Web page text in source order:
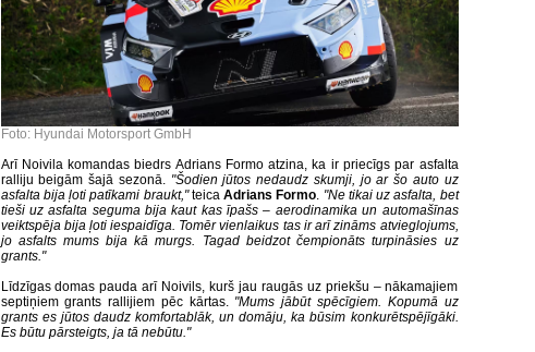
Foto: Hyundai Motorsport GmbH
Arī Noivila komandas biedrs Adrians Formo atzina, ka ir priecīgs par asfalta
ralliju beigām šajā sezonā. "Šodien jūtos nedaudz skumji, jo ar šo auto uz
asfalta bija ļoti patīkami braukt,"teica Adrians Formo. "Ne tikai uz asfalta, bet
tieši uz asfalta seguma bija kaut kas īpašs – aerodinamika un automašīnas
veiktspēja bija ļoti iespaidīga. Tomēr vienlaikus tas ir arī zināms atvieglojums,
jo asfalts mums bija kā murgs. Tagad beidzot čempionāts turpināsies uz
grants."
Līdzīgas domas pauda arī Noivils, kurš jau raugās uz priekšu – nākamajiem
septiņiem grants rallijiem pēc kārtas. "Mums jābūt spēcīgiem. Kopumā uz
grants es jūtos daudz komfortablāk, un domāju, ka būsim konkurētspējīgāki.
Es būtu pārsteigts, ja tā nebūtu."